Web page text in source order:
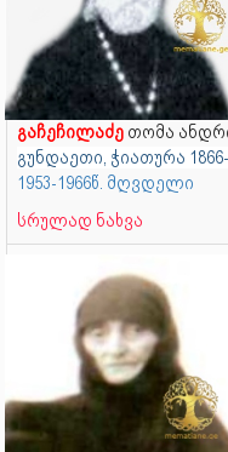
გაჩეჩილაძე თომა
გუნდაეთი, ჭიათურა
1953-1966წ. მღვდელი
სრულად ნახვა